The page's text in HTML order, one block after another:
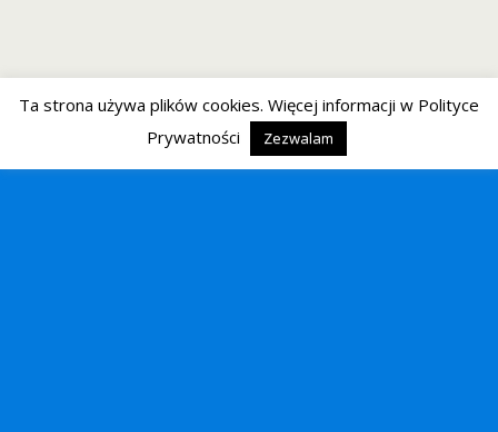
Ta strona używa plików cookies. Więcej informacji w Polityce
Prywatności
Zezwalam